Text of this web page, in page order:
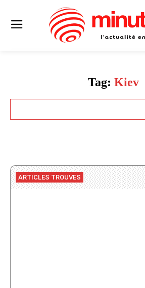
Tag: Kiev
ARTICLES TROUVES